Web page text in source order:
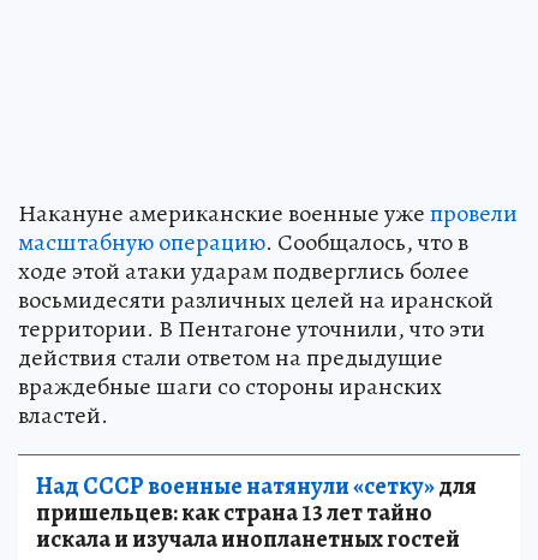
Накануне американские военные ужепровели
масштабную операцию. Сообщалось, что в
ходе этой атаки ударам подверглись более
восьмидесяти различных целей на иранской
территории. В Пентагоне уточнили, что эти
действия стали ответом на предыдущие
враждебные шаги со стороны иранских
властей.
Над СССР военные натянули «сетку»для
пришельцев: как страна 13 лет тайно
искала и изучала инопланетных гостей